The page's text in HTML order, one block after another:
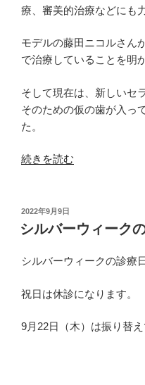
療、審美的治療などにも
モデルの藤田ニコルさん
で治療していることを明
そして現在は、新しいセ
そのための仮の歯が入っ
た。
“藤
コ
ル
ん
セ
ミ
続きを読む
投
稿
日:
2022年9月9日
シルバーウィーク
シルバーウィークの診療
祝日は休診になります。
9月22日（木）は振り替え